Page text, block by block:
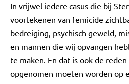
In vrijwel iedere casus die bij
voortekenen van femicide
bedreiging, psychisch geweld,
en mannen die wij opvangen
te maken. En dat is ook de
opgenomen moeten worden op